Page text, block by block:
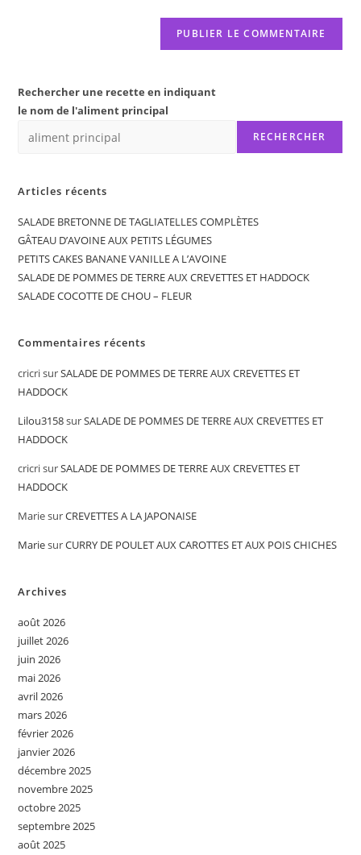
Rechercher une recette en indiquant
le nom de l'aliment principal
RECHERCHER
Articles récents
SALADE BRETONNE DE TAGLIATELLES COMPLÈTES
GÂTEAU D’AVOINE AUX PETITS LÉGUMES
PETITS CAKES BANANE VANILLE A L’AVOINE
SALADE DE POMMES DE TERRE AUX CREVETTES ET HADDOCK
SALADE COCOTTE DE CHOU – FLEUR
Commentaires récents
cricrisurSALADE DE POMMES DE TERRE AUX CREVETTES ET
HADDOCK
Lilou3158surSALADE DE POMMES DE TERRE AUX CREVETTES ET
HADDOCK
cricrisurSALADE DE POMMES DE TERRE AUX CREVETTES ET
HADDOCK
MariesurCREVETTES A LA JAPONAISE
MariesurCURRY DE POULET AUX CAROTTES ET AUX POIS CHICHES
Archives
août 2026
juillet 2026
juin 2026
mai 2026
avril 2026
mars 2026
février 2026
janvier 2026
décembre 2025
novembre 2025
octobre 2025
septembre 2025
août 2025